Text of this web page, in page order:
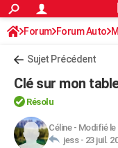
ACTUALITÉS
Politique
Société
Faits Divers
Education
Monde
Villes
+
Programme TV
TNTStreaming
Cinéma
Sorties cinéma
Musique
+FINANCE
Retraite
Impôts
Epargne
Immobilier
Risques naturels par ville
Banque
Assurance
Crédit
AUTO
Forum Forum Auto
Sujet Précédent
Clé sur mon
Résolu
Céline- Modifié le
jess - 23 juil.